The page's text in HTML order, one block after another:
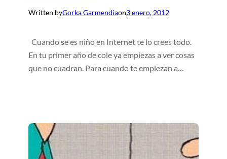
Written byGorka Garmendiaon3 enero, 2012
Cuando se es niño en Internet te lo crees todo.
En tu primer año de cole ya empiezas a ver cosas
que no cuadran. Para cuando te empiezan a…